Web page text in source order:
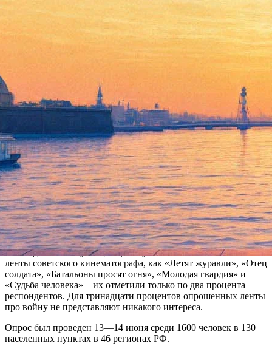
18 июня 2015,12:01 Версия для печати
Самым любимым фильмом россиян про Великую
Отечественную войну стала лента «А зори здесь тихие...».
Результаты опроса, опубликованные на официальномсайте
Всероссийского центра изучения общественного мнения
(ВЦИОМ), свидетельствуют о том, что фильм режиссера
Станислава Ростоцкого, снятый в 1972 году, предпочитает
каждый пятый россиянин. На втором месте — лента Леонида
Быкова «В бой идут одни старики» (16% голосов).
Среди других фильмов-лидеров назывались «Семнадцать
мгновений весны» и «Они сражались за Родину» (по 9%),
«Офицеры» и «Сталинград» (по 6%), «Освобождение» (4%),
«Битва за Севастополь», «Звезда», «Мы из будущего» (по 3%).
Неожиданно низкую оценку получили такие классические
ленты советского кинематографа, как «Летят журавли», «Отец
солдата», «Батальоны просят огня», «Молодая гвардия» и
«Судьба человека» – их отметили только по два процента
респондентов. Для тринадцати процентов опрошенных ленты
про войну не представляют никакого интереса.
Опрос был проведен 13—14 июня среди 1600 человек в 130
населенных пунктах в 46 регионах РФ.